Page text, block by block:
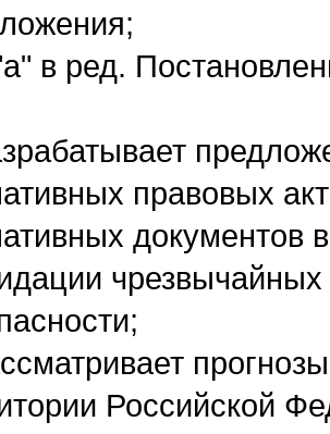
в ред.
правовых
документов
Российской